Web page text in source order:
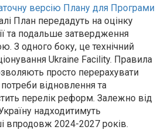
версію Плану для Програми
План передадуть на оцінку
та подальше затвердження
З одного боку, це технічний
Ukraine Facility. Правила
просто перерахувати
відновлення та
перелік реформ. Залежно від
надходитимуть
впродовж 2024-2027 років.